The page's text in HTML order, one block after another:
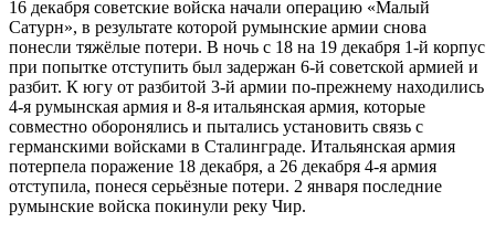
16 декабря советские войска начали операцию «Малый
Сатурн», в результате которой румынские армии снова
понесли тяжёлые потери. В ночь с 18 на 19 декабря 1-й корпус
при попытке отступить был задержан 6-й советской армией и
разбит. К югу от разбитой 3-й армии по-прежнему находились
4-я румынская армия и 8-я итальянская армия, которые
совместно оборонялись и пытались установить связь с
германскими войсками в Сталинграде. Итальянская армия
потерпела поражение 18 декабря, а 26 декабря 4-я армия
отступила, понеся серьёзные потери. 2 января последние
румынские войска покинули реку Чир.